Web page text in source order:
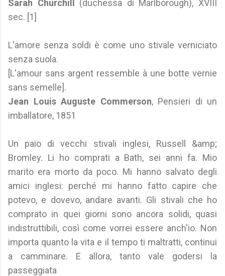
Sarah Churchill (duchessa di Marlborough), XVIII
sec. [1]
L'amore senza soldi è come uno stivale verniciato
senza suola.
[L'amour sans argent ressemble à une botte vernie
sans semelle].
Jean Louis Auguste Commerson, Pensieri di un
imballatore, 1851
Un paio di vecchi stivali inglesi, Russell &amp;
Bromley. Li ho comprati a Bath, sei anni fa. Mio
marito era morto da poco. Mi hanno salvato degli
amici inglesi: perché mi hanno fatto capire che
potevo, e dovevo, andare avanti. Gli stivali che ho
comprato in quei giorni sono ancora solidi, quasi
indistruttibili, così come vorrei essere anch'io. Non
importa quanto la vita e il tempo ti maltratti, continui
a camminare. E allora, tanto vale godersi la
passeggiata